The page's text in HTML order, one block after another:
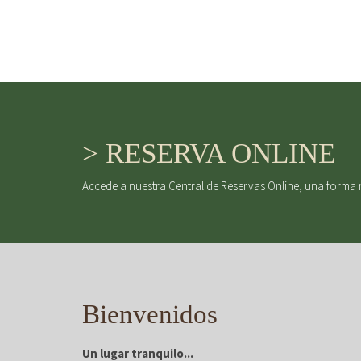
> RESERVA ONLINE
Accede a nuestra Central de Reservas Online, una
Bienvenidos
Un lugar tranquilo...